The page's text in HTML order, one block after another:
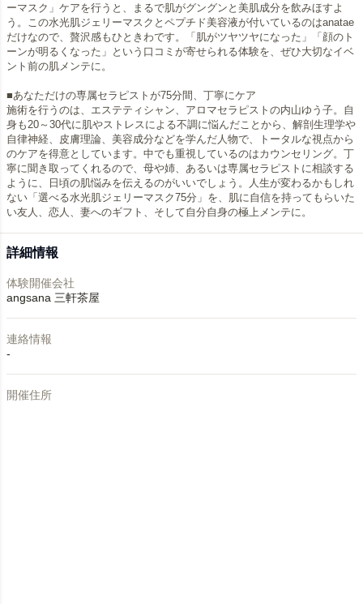
ーマスク」ケアを行うと、まるで肌がグングンと美肌成分を飲みほすよ
う。この水光肌ジェリーマスクとペプチド美容液が付いているのはanatae
だけなので、贅沢感もひときわです。「肌がツヤツヤになった」「顔のト
ーンが明るくなった」という口コミが寄せられる体験を、ぜひ大切なイベ
ント前の肌メンテに。
■あなただけの専属セラピストが75分間、丁寧にケア
施術を行うのは、エステティシャン、アロマセラピストの内山ゆう子。自
身も20～30代に肌やストレスによる不調に悩んだことから、解剖生理学や
自律神経、皮膚理論、美容成分などを学んだ人物で、トータルな視点から
のケアを得意としています。中でも重視しているのはカウンセリング。丁
寧に聞き取ってくれるので、母や姉、あるいは専属セラピストに相談する
ように、日頃の肌悩みを伝えるのがいいでしょう。人生が変わるかもしれ
ない「選べる水光肌ジェリーマスク75分」を、肌に自信を持ってもらいた
詳細情報
体験開催会社
angsana 三軒茶屋
連絡情報
-
開催住所